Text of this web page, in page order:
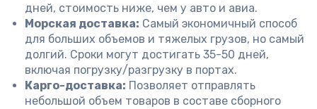
дней, стоимость ниже, чем у авто и авиа.
Морская доставка: Самый экономичный способ
для больших объемов и тяжелых грузов, но самый
долгий. Сроки могут достигать 35-50 дней,
включая погрузку/разгрузку в портах.
Карго-доставка: Позволяет отправлять
небольшой объем товаров в составе сборного